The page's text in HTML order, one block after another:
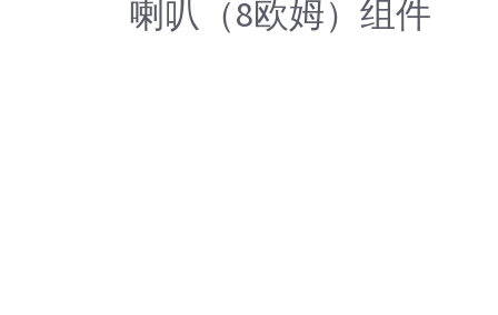
喇叭（8欧姆）组件